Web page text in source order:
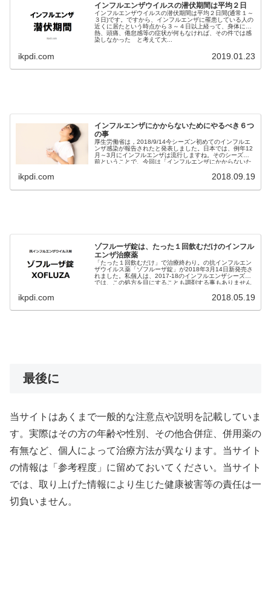
インフルエンザウイルスの潜伏期間は平均２日
インフルエンザウイルスの潜伏期間は平均２日間(通常１～
３日)です。ですから、インフルエンザに罹患している人の
近くに居たという時点から３～４日以上経って、身体に発
熱、頭痛、倦怠感等の症状が何もなければ、その件では感
染しなかった と考えて大...
ikpdi.com 2019.01.23
インフルエンザにかからないためにやるべき６つ
の事
厚生労働省は，2018/9/14今シーズン初めてのインフルエ
ンザ感染が報告されたと発表しました。日本では、例年12
月～3月にインフルエンザは流行しますね。そのシーズン
前ということで、今回は「インフルエンザにかからないた
ikpdi.com 2018.09.19
ゾフルーザ錠は、たった１回飲むだけのインフル
エンザ治療薬
「たった１回飲むだけ」で治療終わり。の抗インフルエン
ザウイルス薬「ゾフルーザ錠」が2018年3月14日新発売さ
れました。私個人は、2017-18のインフルエンザシーズン
では、この処方を目にすることも調剤する事もありません
ikpdi.com 2018.05.19
最後に
当サイトはあくまで一般的な注意点や説明を記載していま
す。実際はその方の年齢や性別、その他合併症、併用薬の
有無など、個人によって治療方法が異なります。当サイト
の情報は「参考程度」に留めておいてください。当サイト
では、取り上げた情報により生じた健康被害等の責任は一
切負いません。